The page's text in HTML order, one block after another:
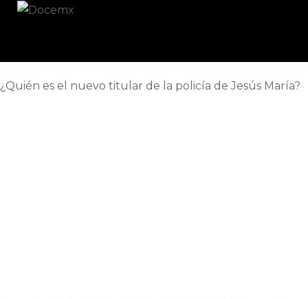
¿Quién es el nuevo titular de la policía de Jesús María?